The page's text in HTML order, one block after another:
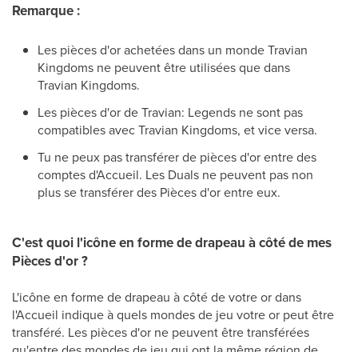
Remarque :
Les pièces d'or achetées dans un monde Travian
Kingdoms ne peuvent être utilisées que dans
Travian Kingdoms.
Les pièces d'or de Travian: Legends ne sont pas
compatibles avec Travian Kingdoms, et vice versa.
Tu ne peux pas transférer de pièces d'or entre des
comptes d'Accueil. Les Duals ne peuvent pas non
plus se transférer des Pièces d'or entre eux.
C'est quoi l'icône en forme de drapeau à côté de mes
Pièces d'or ?
L'icône en forme de drapeau à côté de votre or dans
l'Accueil indique à quels mondes de jeu votre or peut être
transféré. Les pièces d'or ne peuvent être transférées